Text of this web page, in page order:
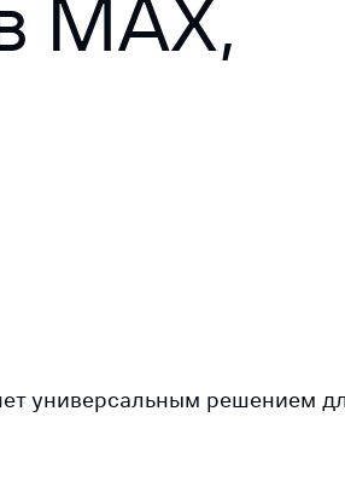
MAX,
универсальным решением